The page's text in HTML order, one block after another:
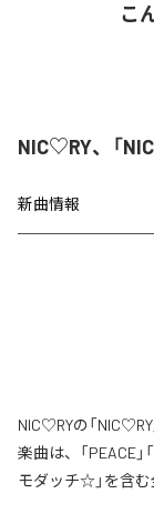
こ
NIC♡RY、「
新曲情報
NIC♡RYの「
楽曲は、「PEACE」
モダッチ☆」を含む